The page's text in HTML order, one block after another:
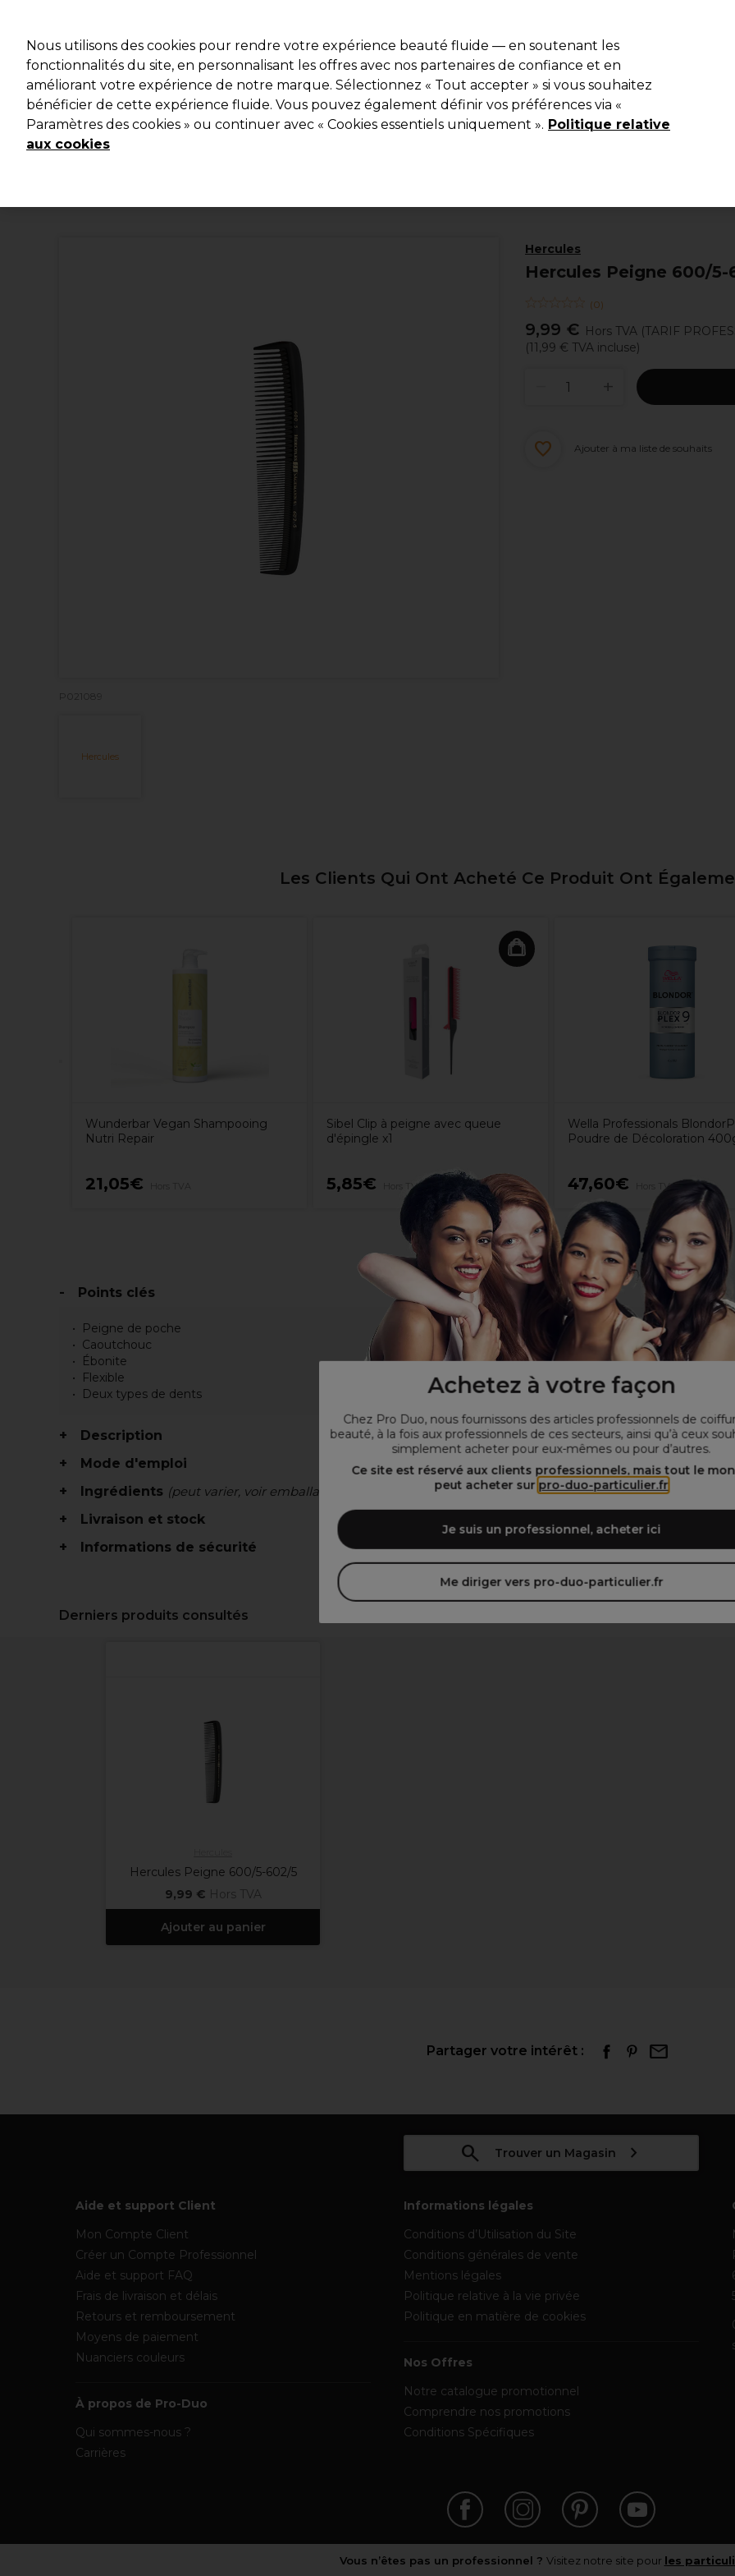
Achetez à votre façon
Chez Pro Duo, nous fournissons des articles professionnels de
beauté, à la fois aux professionnels de ces secteurs, ainsi qu’à ceux
simplement acheter pour eux-mêmes ou pour d’autres.
Ce site est réservé aux clients professionnels, mais tout le
peut acheter sur pro-duo-particulier.fr
Je suis un professionnel, acheter ici
Me diriger vers pro-duo-particulier.fr
Rechercher
Marques Bons plans Coiffure Electro et Matériel Equipement de salon Beauté Hommes Les
Livraison et délais
Hercules
Hercules Peigne 600/5-
(0)
9,99 € Hors TVA (TARIF
(11,99 € TVA incluse)
P021089
Hercules
Ajouter à ma liste de souhaits
Les Clients Qui Ont Acheté Ce Produit Ont
Wunderbar Vegan Shampooing
Nutri Repair
21,05€
Sibel Clip à peigne avec queue
d'épingle x1
5,85€ Hors TVA
Wella Professionals
Poudre de Décoloration
47,60€ Hors TVA
Points clés
Peigne de poche
Caoutchouc
Ébonite
Flexible
Deux types de dents
Description
Mode d'emploi
Ingrédients (peut varier, voir emballage)
Livraison et stock
Informations de sécurité
Derniers produits consultés
Hercules Peigne 600/5-602/5
9,99 € Hors TVA
Ajouter au panier
Partager votre intérêt :
Trouver un Magasin
Aide et support Client
Mon Compte Client
Créer un Compte Professionnel
Aide et support FAQ
Frais de livraison et délais
Retours et remboursement
Moyens de paiement
Nuanciers couleurs
À propos de Pro-Duo
Qui sommes-nous ?
Carrières
Informations légales
Conditions d’Utilisation du Site
Conditions générales de vente
Mentions légales
Politique relative à la vie privée
Politique en matière de cookies
Nos Offres
Notre catalogue promotionnel
Comprendre nos promotions
Conditions Spécifiques
Vous n’êtes pas un professionnel ? Visitez notre site pour les
Nous utilisons des cookies pour rendre votre expérience beauté fluide — en soutenant les
fonctionnalités du site, en personnalisant les offres avec nos partenaires de confiance et en
améliorant votre expérience de notre marque. Sélectionnez « Tout accepter » si vous souhaitez
bénéficier de cette expérience fluide. Vous pouvez également définir vos préférences via «
Paramètres des cookies » ou continuer avec « Cookies essentiels uniquement ». Politique relative
aux cookies